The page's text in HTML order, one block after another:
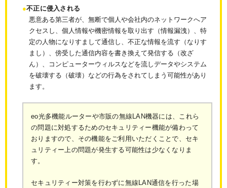
不正に侵入される
悪意ある第三者が、無断で個人や会社内のネットワークへア
クセスし、個人情報や機密情報を取り出す（情報漏洩）、特
定の人物になりすまして通信し、不正な情報を流す（なりす
まし）、傍受した通信内容を書き換えて発信する（改ざ
ん）、コンピューターウィルスなどを流しデータやシステム
を破壊する（破壊）などの行為をされてしまう可能性があり
ます。
eo光多機能ルーターや市販の無線LAN機器には、これら
の問題に対処するためのセキュリティー機能が備わって
おりますので、その機能をご利用いただくことで、セキ
ュリティー上の問題が発生する可能性は少なくなりま
す。
セキュリティー対策を行わずに無線LAN通信を行った場